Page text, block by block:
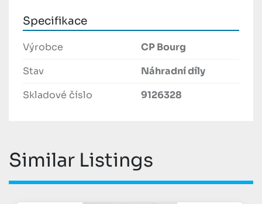
Specifikace
Výrobce
CP Bourg
Stav
Náhradní díly
Skladové číslo
9126328
Similar Listings